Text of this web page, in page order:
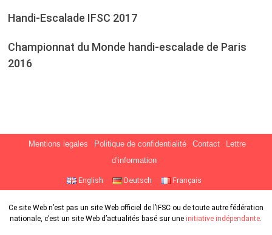
Handi-Escalade IFSC 2017
Championnat du Monde handi-escalade de Paris
2016
Mentions legales Politique de confidentialité Contact
Lettre
d’information
English Deutsch Français
Ce site Web n’est pas un site Web officiel de l’IFSC ou de toute autre fédération
nationale, c’est un site Web d’actualités basé sur une initiative indépendante.